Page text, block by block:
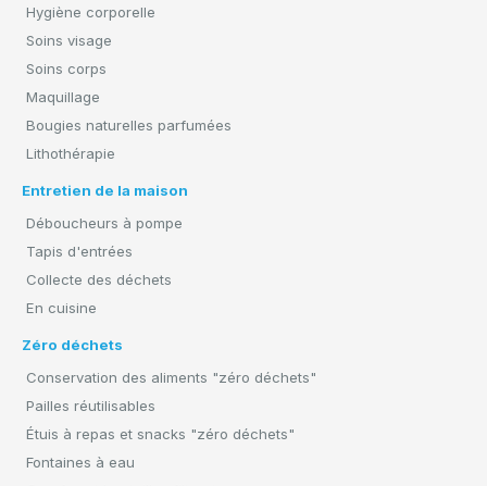
Hygiène corporelle
Soins visage
Soins corps
Maquillage
Bougies naturelles parfumées
Lithothérapie
Entretien de la maison
Déboucheurs à pompe
Tapis d'entrées
Collecte des déchets
En cuisine
Zéro déchets
Conservation des aliments "zéro déchets"
Pailles réutilisables
Étuis à repas et snacks "zéro déchets"
Fontaines à eau